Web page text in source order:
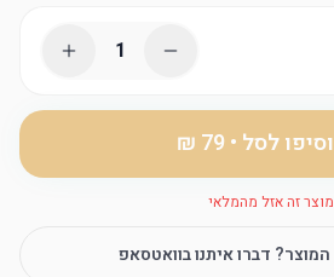
1
לסל •
‏79 ₪
מוצר זה אזל מהמלאי
דברו איתנו בוואטסאפ